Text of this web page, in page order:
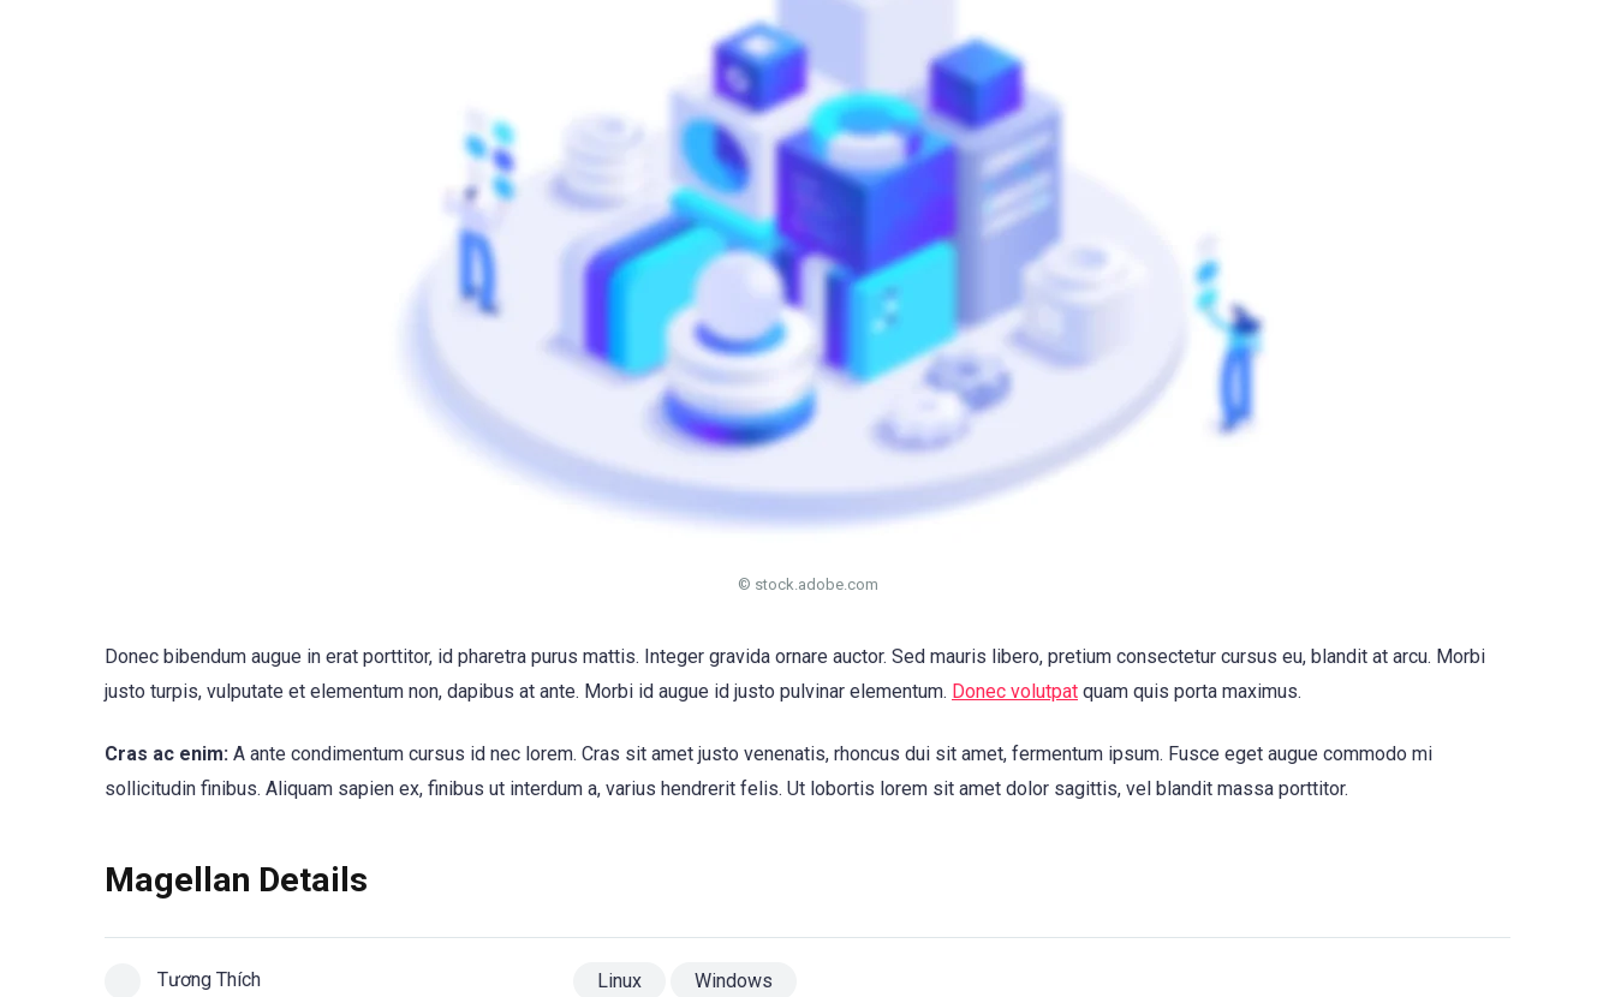
© stock.adobe.com
Donec bibendum augue in erat porttitor, id pharetra purus mattis. Integer gravida ornare auctor. Sed mauris libero, pretium consectetur cursus eu, blandit at arcu. Morbi
justo turpis, vulputate et elementum non, dapibus at ante. Morbi id augue id justo pulvinar elementum. Donec volutpat quam quis porta maximus.
Cras ac enim: A ante condimentum cursus id nec lorem. Cras sit amet justo venenatis, rhoncus dui sit amet, fermentum ipsum. Fusce eget augue commodo mi
sollicitudin finibus. Aliquam sapien ex, finibus ut interdum a, varius hendrerit felis. Ut lobortis lorem sit amet dolor sagittis, vel blandit massa porttitor.
Magellan Details
Tương Thích Linux Windows